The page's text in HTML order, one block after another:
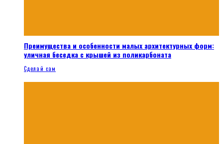
Преимущества и особенности малых архитектурных форм:
уличная беседка с крышей из поликарбоната
Сделай сам